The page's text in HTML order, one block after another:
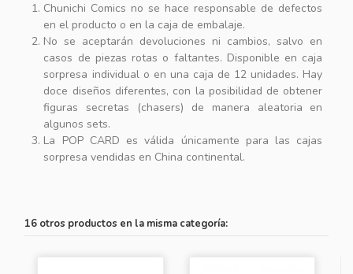
Chunichi Comics no se hace responsable de defectos
en el producto o en la caja de embalaje.
No se aceptarán devoluciones ni cambios, salvo en
casos de piezas rotas o faltantes. Disponible en caja
sorpresa individual o en una caja de 12 unidades. Hay
doce diseños diferentes, con la posibilidad de obtener
figuras secretas (chasers) de manera aleatoria en
algunos sets.
La POP CARD es válida únicamente para las cajas
sorpresa vendidas en China continental.
16 otros productos en la misma categoría: